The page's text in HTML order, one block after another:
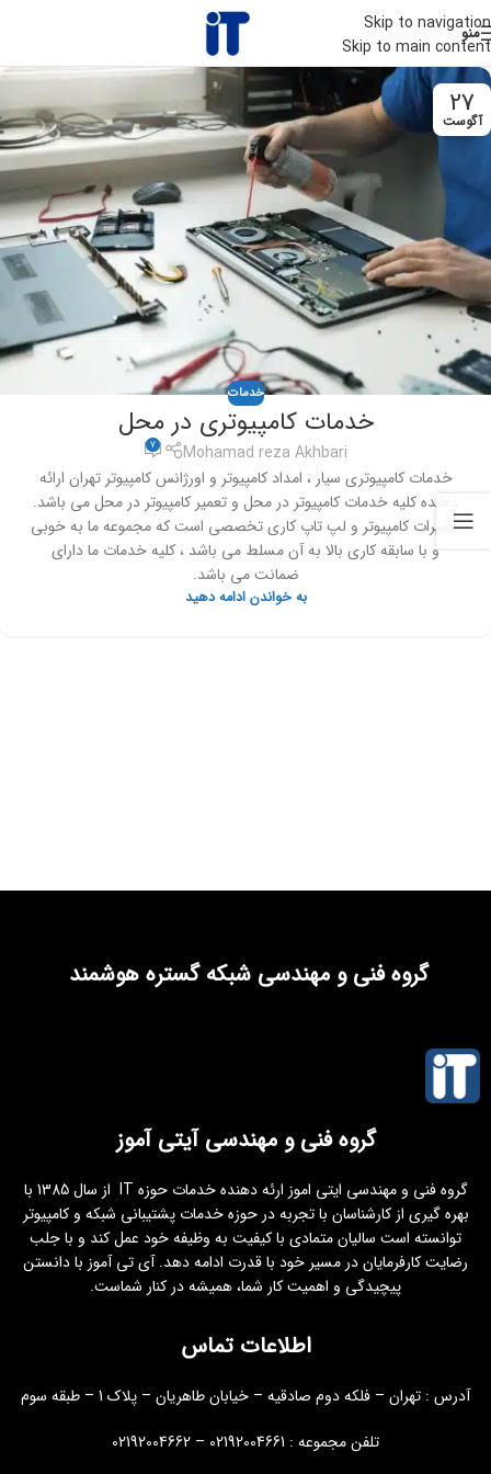
Skip to navigation
Skip to main content
منو
27
آگوست
خدمات
خدمات کامپیوتری در محل
Mohamad reza Akhbari
7
خدمات کامپیوتری سیار ، امداد کامپیوتر و اورژانس کامپیوتر تهران ارائه
دهنده کلیه خدمات کامپیوتر در محل و تعمیر کامپیوتر در محل می باشد.
تعمیرات کامپیوتر و لپ تاپ کاری تخصصی است که مجموعه ما به خوبی
و با سابقه کاری بالا به آن مسلط می باشد ، کلیه خدمات ما دارای
ضمانت می باشد.
به خواندن ادامه دهید
گروه فنی و مهندسی شبکه گستره هوشمند
گروه فنی و مهندسی آیتی آموز
گروه فنی و مهندسی ایتی اموز ارئه دهنده خدمات حوزه IT از سال 1385 با
بهره گیری از کارشناسان با تجربه در حوزه خدمات پشتیبانی شبکه و کامپیوتر
توانسته است سالیان متمادی با کیفیت به وظیفه خود عمل کند و با جلب
رضایت کارفرمایان در مسیر خود با قدرت ادامه دهد. آی تی آموز با دانستن
پیچیدگی و اهمیت کار شما، همیشه در کنار شماست.
اطلاعات تماس
آدرس : تهران – فلکه دوم صادقیه – خیابان طاهریان – پلاک 1 – طبقه سوم
تلفن مجموعه : 02192004661 – 02192004662